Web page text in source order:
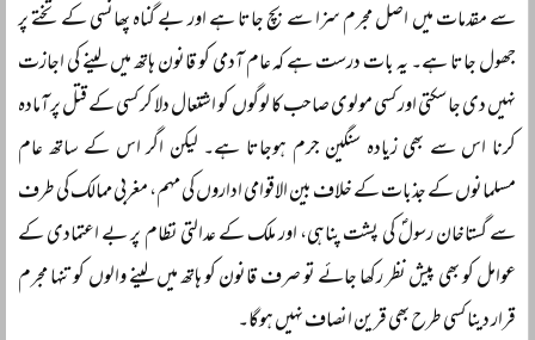
سے مقدمات میں اصل مجرم سزا سے بچ جاتا ہے اور بے گناہ پھانسی کے تختے پر
جھول جاتا ہے۔ یہ بات درست ہے کہ عام آدمی کو قانون ہاتھ میں لینے کی اجازت
نہیں دی جا سکتی اور کسی مولوی صاحب کا لوگوں کو اشتعال دلا کر کسی کے قتل پر آمادہ
کرنا اس سے بھی زیادہ سنگین جرم ہوجاتا ہے۔ لیکن اگر اس کے ساتھ عام
مسلمانوں کے جذبات کے خلاف بین الاقوامی اداروں کی مہم، مغربی ممالک کی طرف
سے گستاخان رسولؐ کی پشت پناہی، اور ملک کے عدالتی نظام پر بے اعتمادی کے
عوامل کو بھی پیش نظر رکھا جائے تو صرف قانون کو ہاتھ میں لینے والوں کو تنہا مجرم
قرار دینا کسی طرح بھی قرین انصاف نہیں ہوگا۔